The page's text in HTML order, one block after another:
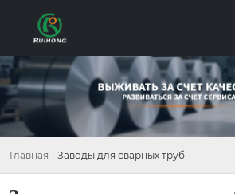
Главная - Заводы для сварных труб